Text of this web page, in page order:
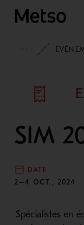
PAGE
SIM
DATE
2–4 OCT., 2024
Spécialistes en